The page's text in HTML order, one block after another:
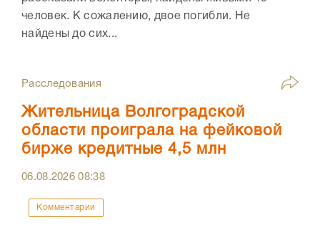
человек. К сожалению, двое погибли. Не
найдены до сих...
Расследования
Жительница Волгоградской
области проиграла на фейковой
бирже кредитные 4,5 млн
06.08.202608:38
Комментарии